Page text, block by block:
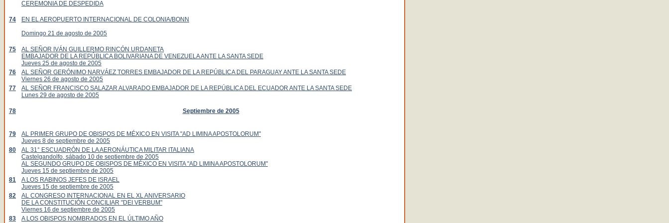
CEREMONIA DE DESPEDIDA
74
EN EL AEROPUERTO INTERNACIONAL DE COLONIA/BONN
Domingo 21 de agosto de 2005
75
AL SEÑOR IVÁN GUILLERMO RINCÓN URDANETA
EMBAJADOR DE LA REPÚBLICA BOLIVARIANA DE VENEZUELA ANTE LA SANTA SEDE
Jueves 25 de agosto de 2005
76
AL SEÑOR GERÓNIMO NARVÁEZ TORRES EMBAJADOR DE LA REPÚBLICA DEL PARAGUAY ANTE LA SANTA SEDE
Viernes 26 de agosto de 2005
77
AL SEÑOR FRANCISCO SALAZAR ALVARADO EMBAJADOR DE LA REPÚBLICA DEL ECUADOR ANTE LA SANTA SEDE
Lunes 29 de agosto de 2005
78 Septiembre de 2005
79
AL PRIMER GRUPO DE OBISPOS DE MÉXICO EN VISITA "AD LIMINA APOSTOLORUM"
Jueves 8 de septiembre de 2005
80
AL 31° ESCUADRÓN DE LA AERONÁUTICA MILITAR ITALIANA
Castelgandolfo, sábado 10 de septiembre de 2005
AL SEGUNDO GRUPO DE OBISPOS DE MÉXICO EN VISITA "AD LIMINA APOSTOLORUM"
Jueves 15 de septiembre de 2005
81
A LOS RABINOS JEFES DE ISRAEL
Jueves 15 de septiembre de 2005
82
AL CONGRESO INTERNACIONAL EN EL XL ANIVERSARIO
DE LA CONSTITUCIÓN CONCILIAR "DEI VERBUM"
Viernes 16 de septiembre de 2005
83
A LOS OBISPOS NOMBRADOS EN EL ÚLTIMO AÑO